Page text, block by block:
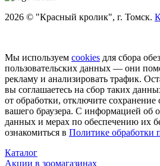
2026 © "Красный кролик", г. Томск.
Мы используем cookies для сбора
пользовательских данных — они
рекламу и анализировать трафик.
вы соглашаетесь на сбор таких
от обработки, отключите сохранение
вашего браузера. С информацией об
данных и мерах по обеспечению их
ознакомиться в Политике обработки
Каталог
Акции в зоомагазинах